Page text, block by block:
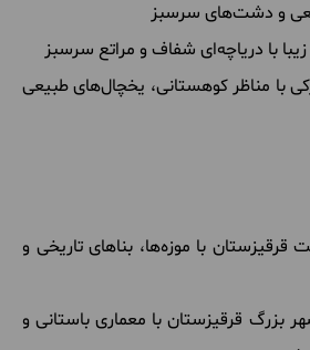
و دشت‌های سرسبز
با دریاچه‌ای شفاف و مراتع سرسبز
با مناظر کوهستانی، یخچال‌های طبیعی
با موزه‌ها، بناهای تاریخی و
قرقیزستان با معماری باستانی و